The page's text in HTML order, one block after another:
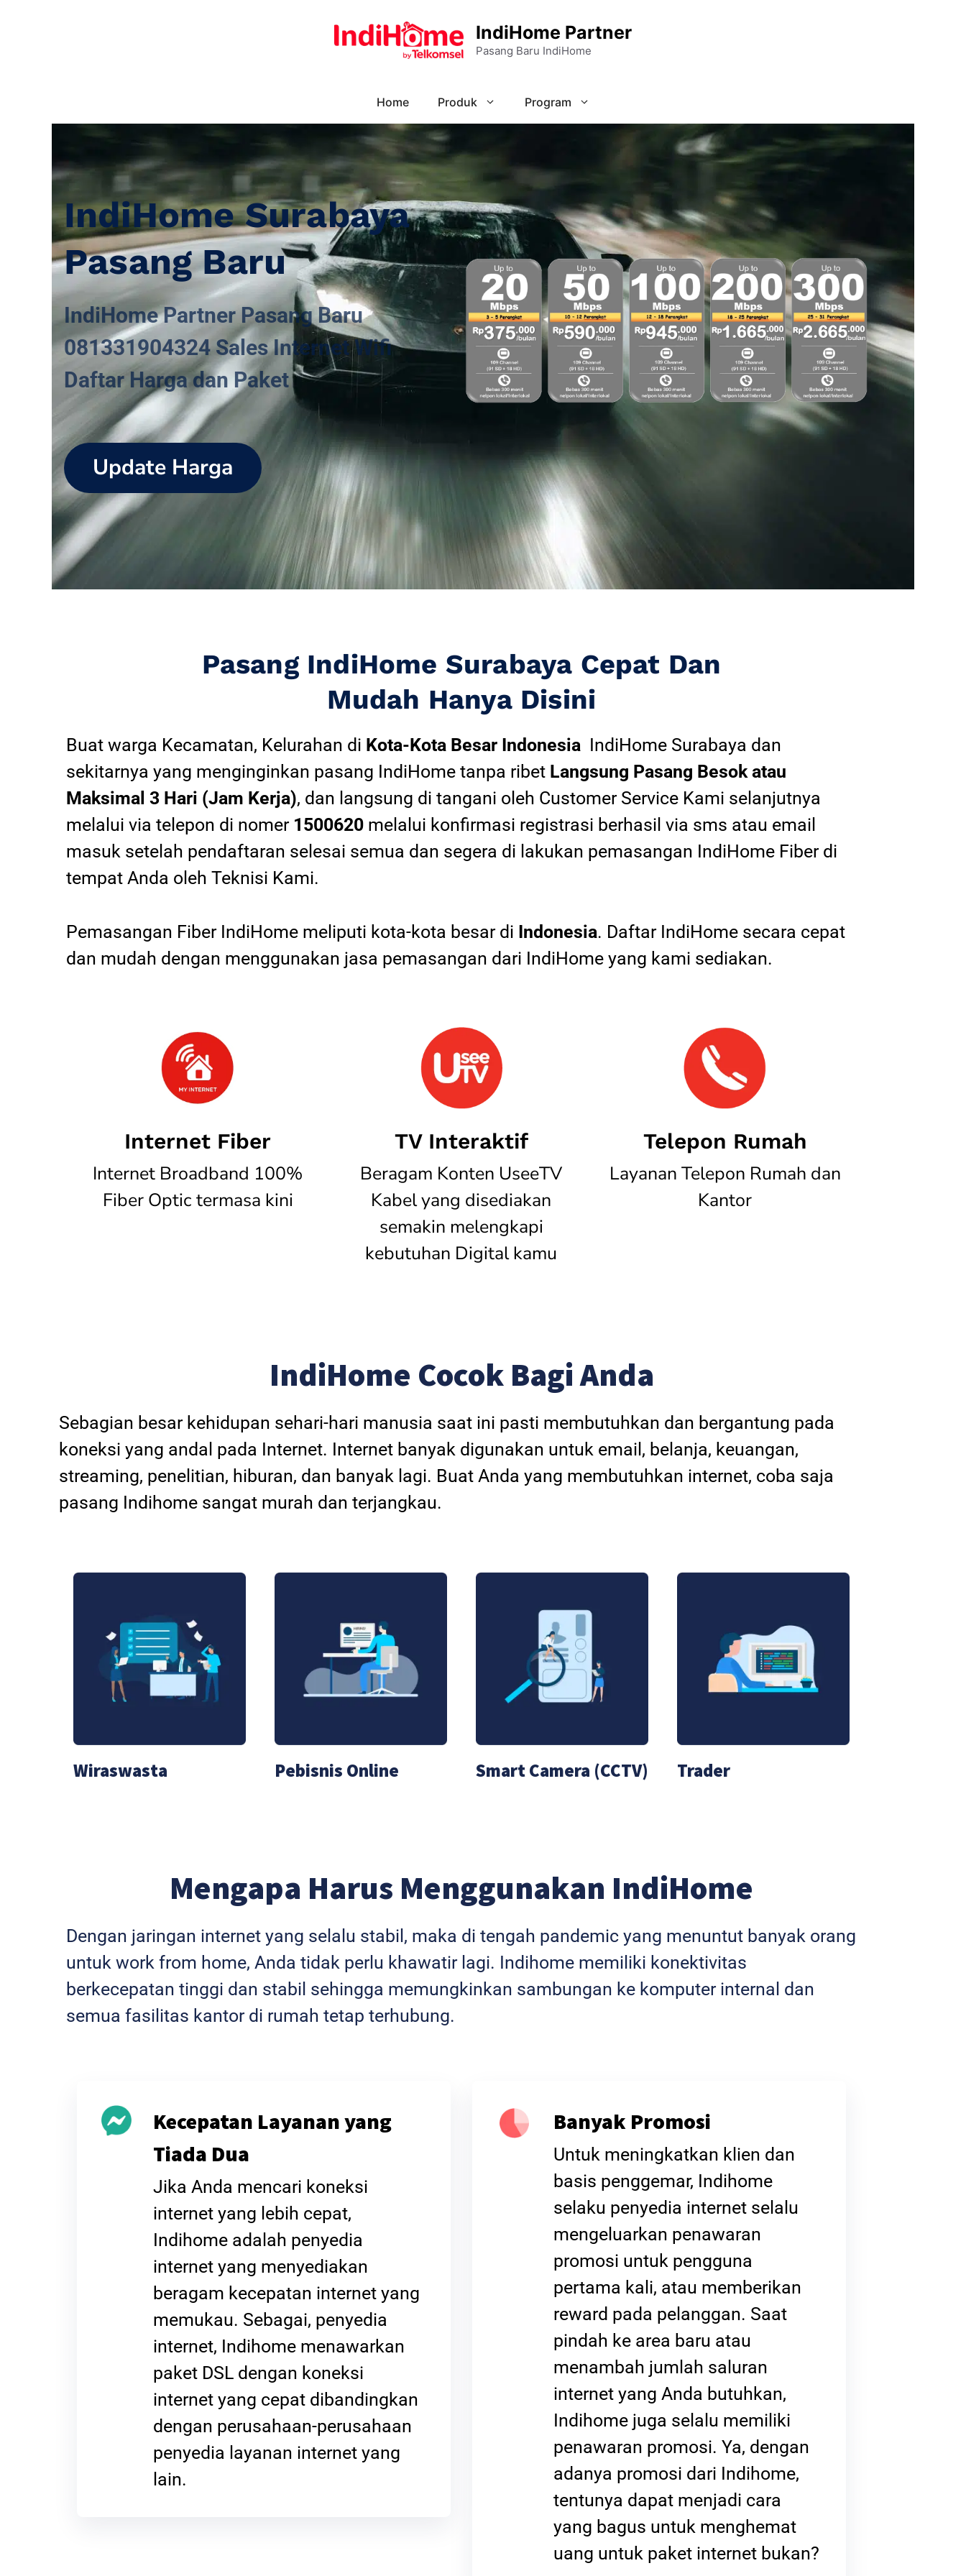
IndiHome Partner
Pasang Baru IndiHome
Home Produk Program
IndiHome Surabaya
Pasang Baru
IndiHome Partner Pasang Baru
081331904324 Sales Internet Wifi
Daftar Harga dan Paket
Update Harga
Pasang IndiHome Surabaya Cepat Dan
Mudah Hanya Disini
Buat warga Kecamatan, Kelurahan di Kota-Kota Besar Indonesia IndiHome Surabaya dan
sekitarnya yang menginginkan pasang IndiHome tanpa ribet Langsung Pasang Besok atau
Maksimal 3 Hari (Jam Kerja), dan langsung di tangani oleh Customer Service Kami selanjutnya
melalui via telepon di nomer 1500620 melalui konfirmasi registrasi berhasil via sms atau email
masuk setelah pendaftaran selesai semua dan segera di lakukan pemasangan IndiHome Fiber di
tempat Anda oleh Teknisi Kami.
Pemasangan Fiber IndiHome meliputi kota-kota besar di Indonesia. Daftar IndiHome secara cepat
dan mudah dengan menggunakan jasa pemasangan dari IndiHome yang kami sediakan.
Internet Fiber
Internet Broadband 100%
Fiber Optic termasa kini
TV Interaktif
Beragam Konten UseeTV
Kabel yang disediakan
semakin melengkapi
kebutuhan Digital kamu
Telepon Rumah
Layanan Telepon Rumah dan
Kantor
IndiHome Cocok Bagi Anda
Sebagian besar kehidupan sehari-hari manusia saat ini pasti membutuhkan dan bergantung pada
koneksi yang andal pada Internet. Internet banyak digunakan untuk email, belanja, keuangan,
streaming, penelitian, hiburan, dan banyak lagi. Buat Anda yang membutuhkan internet, coba saja
pasang Indihome sangat murah dan terjangkau.
Wiraswasta Pebisnis Online Smart Camera (CCTV) Trader
Mengapa Harus Menggunakan IndiHome
Dengan jaringan internet yang selalu stabil, maka di tengah pandemic yang menuntut banyak orang
untuk work from home, Anda tidak perlu khawatir lagi. Indihome memiliki konektivitas
berkecepatan tinggi dan stabil sehingga memungkinkan sambungan ke komputer internal dan
semua fasilitas kantor di rumah tetap terhubung.
Kecepatan Layanan yang
Tiada Dua
Jika Anda mencari koneksi
internet yang lebih cepat,
Indihome adalah penyedia
internet yang menyediakan
beragam kecepatan internet yang
memukau. Sebagai, penyedia
internet, Indihome menawarkan
paket DSL dengan koneksi
internet yang cepat dibandingkan
dengan perusahaan-perusahaan
penyedia layanan internet yang
lain.
Banyak Promosi
Untuk meningkatkan klien dan
basis penggemar, Indihome
selaku penyedia internet selalu
mengeluarkan penawaran
promosi untuk pengguna
pertama kali, atau memberikan
reward pada pelanggan. Saat
pindah ke area baru atau
menambah jumlah saluran
internet yang Anda butuhkan,
Indihome juga selalu memiliki
penawaran promosi. Ya, dengan
adanya promosi dari Indihome,
tentunya dapat menjadi cara
yang bagus untuk menghemat
uang untuk paket internet bukan?